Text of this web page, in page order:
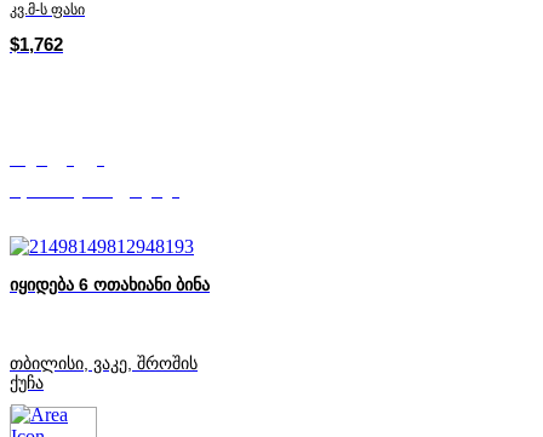
კვ.მ-ს ფასი
$1,762
იყიდება 6 ოთახიანი ბინა
თბილისი, ვაკე, შროშის
ქუჩა